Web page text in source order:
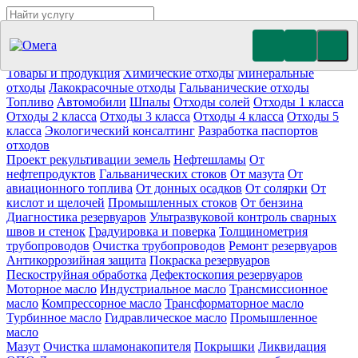
Очистка ёмкостей (11) Демонтаж
резервуаров (10)
Промышленные отходы Нефтепродукты
Товары и продукция Химические отходы Минеральные
отходы Лакокрасочные отходы Гальванические отходы
Топливо Автомобили Шпалы Отходы солей Отходы 1 класса
Отходы 2 класса Отходы 3 класса Отходы 4 класса Отходы 5
класса Экологический консалтинг Разработка паспортов
отходов
Проект рекультивации земель Нефтешламы От
нефтепродуктов Гальванических стоков От мазута От
авиационного топлива От донных осадков От солярки От
кислот и щелочей Промышленных стоков От бензина
Диагностика резервуаров Ультразвуковой контроль сварных
швов и стенок Градуировка и поверка Толщинометрия
трубопроводов Очистка трубопроводов Ремонт резервуаров
Антикоррозийная защита Покраска резервуаров
Пескоструйная обработка Дефектоскопия резервуаров
Моторное масло Индустриальное масло Трансмиссионное
масло Компрессорное масло Трансформаторное масло
Турбинное масло Гидравлическое масло Промышленное
масло
Мазут Очистка шламонакопителя Покрышки Ликвидация